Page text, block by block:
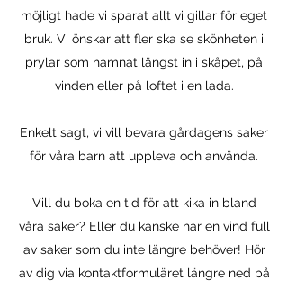
möjligt hade vi sparat allt vi gillar för eget
bruk. Vi önskar att fler ska se skönheten i
prylar som hamnat längst in i skåpet, på
vinden eller på loftet i en lada.
Enkelt sagt, vi vill bevara gårdagens saker
för våra barn att uppleva och använda.
Vill du boka en tid för att kika in bland
våra saker? Eller du kanske har en vind full
av saker som du inte längre behöver! Hör
av dig via kontaktformuläret längre ned på